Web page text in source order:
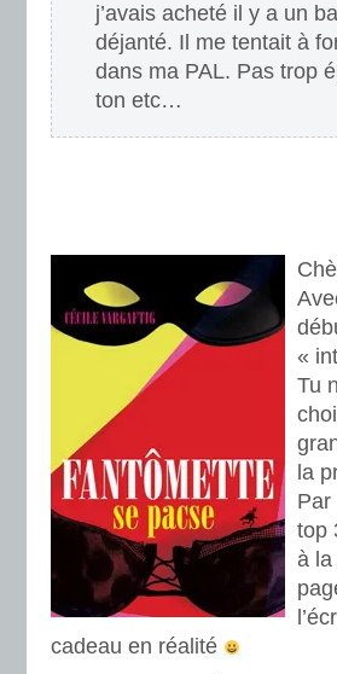
j’avais acheté il y a un
déjanté. Il me tentait à
dans ma PAL. Pas trop
ton etc…
«
Tu
la
Par
top
à la
cadeau en réalité